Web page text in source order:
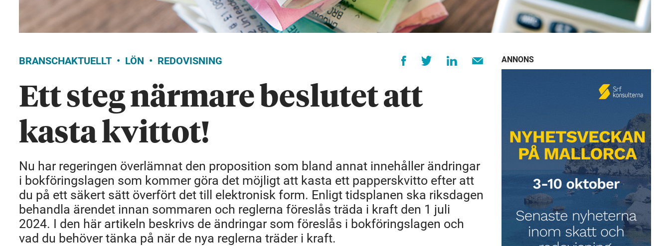
BRANSCHAKTUELLT LÖN REDOVISNING
Ett steg närmare beslutet att
kasta kvittot!
Nu har regeringen överlämnat den proposition som bland annat innehåller ändringar
i bokföringslagen som kommer göra det möjligt att kasta ett papperskvitto efter att
du på ett säkert sätt överfört det till elektronisk form. Enligt tidsplanen ska riksdagen
behandla ärendet innan sommaren och reglerna föreslås träda i kraft den 1 juli
2024. I den här artikeln beskrivs de ändringar som föreslås i bokföringslagen och
vad du behöver tänka på när de nya reglerna träder i kraft.
ANNONS